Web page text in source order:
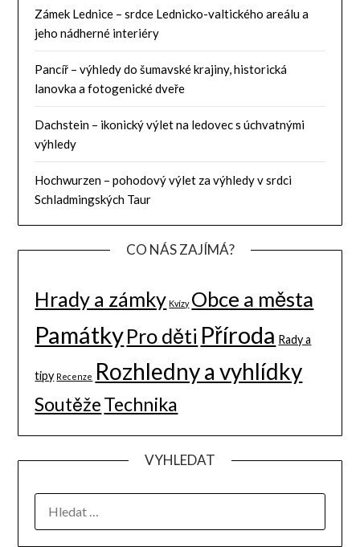
Zámek Lednice – srdce Lednicko-valtického areálu a
jeho nádherné interiéry
Pancíř – výhledy do šumavské krajiny, historická
lanovka a fotogenické dveře
Dachstein – ikonický výlet na ledovec s úchvatnými
výhledy
Hochwurzen – pohodový výlet za výhledy v srdci
Schladmingských Taur
CO NÁS ZAJÍMÁ?
Hrady a zámky Kvízy Obce a města
PamátkyPro děti Příroda Rady a
tipy Recenze Rozhledny a vyhlídky
SoutěžeTechnika
VYHLEDAT